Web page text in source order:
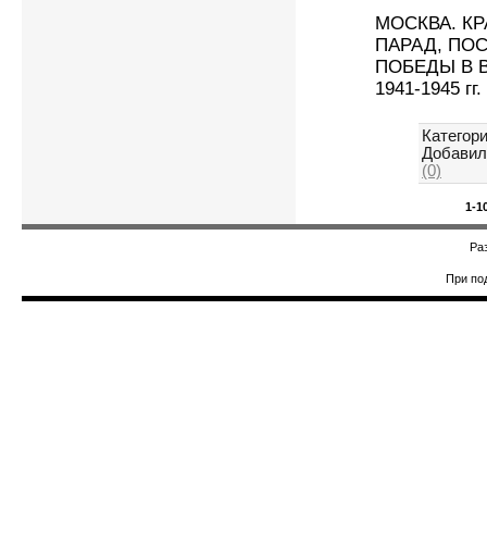
МОСКВА.
ПАРАД,
ПОБЕДЫ В
1941-1945 гг.
(0)
1-
При